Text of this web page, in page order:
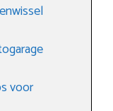
voor